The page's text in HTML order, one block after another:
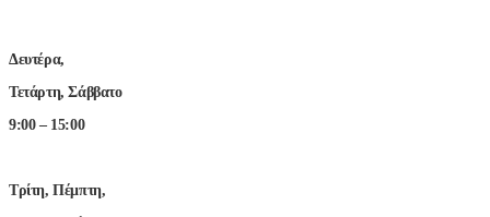
Δευτέρα,
Τετάρτη, Σάββατο
9:00 – 15:00
Τρίτη, Πέμπτη,